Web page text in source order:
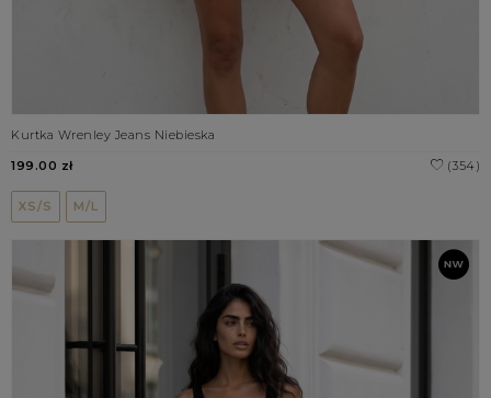
Kurtka Wrenley Jeans Niebieska
(354)
199.00 zł
XS/S M/L